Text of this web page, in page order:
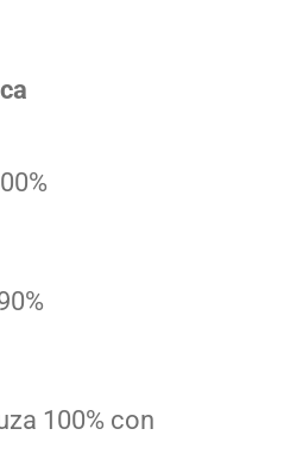
100% con